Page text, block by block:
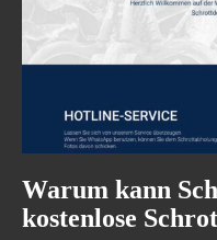
Warum kann
kostenlose